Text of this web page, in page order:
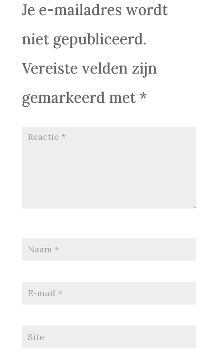
Je e-mailadres wordt
niet gepubliceerd.
Vereiste velden zijn
gemarkeerd met *